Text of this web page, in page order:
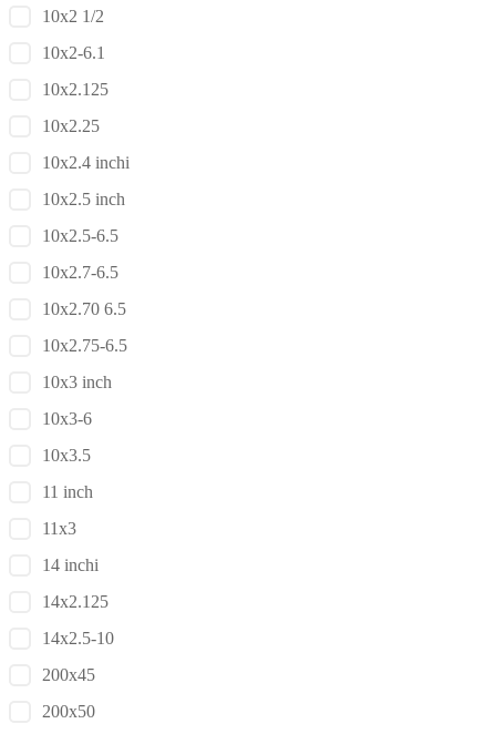
10x2 1/2
10x2-6.1
10x2.125
10x2.25
10x2.4 inchi
10x2.5 inch
10x2.5-6.5
10x2.7-6.5
10x2.70 6.5
10x2.75-6.5
10x3 inch
10x3-6
10x3.5
11 inch
11x3
14 inchi
14x2.125
14x2.5-10
200x45
200x50